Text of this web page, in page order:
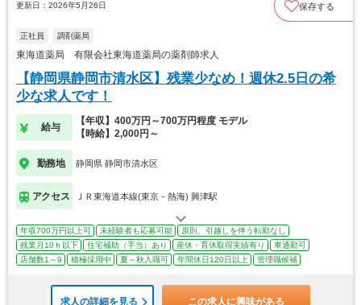
更新日：2026年5月26日 保存する
正社員 調剤薬局
東海道薬局 有限会社東海道薬局の薬剤師求人
【静岡県静岡市清水区】残業少なめ！週休2.5日の希
少な求人です！
給与
【年収】400万円～700万円程度 モデル
【時給】2,000円～
勤務地 静岡県 静岡市清水区
アクセス ＪＲ東海道本線(東京－熱海) 興津駅
年収700万円以上可 未経験者も応募可能
原則、引越しを伴う転勤なし
残業月10ｈ以下
住宅補助（手当）あり 産休・育休取得実績有り
車通勤可
店舗数1～9
積極採用中 夏～秋入職可 年間休日120日以上 管理職候補
求人の詳細を見る この求人に興味がある